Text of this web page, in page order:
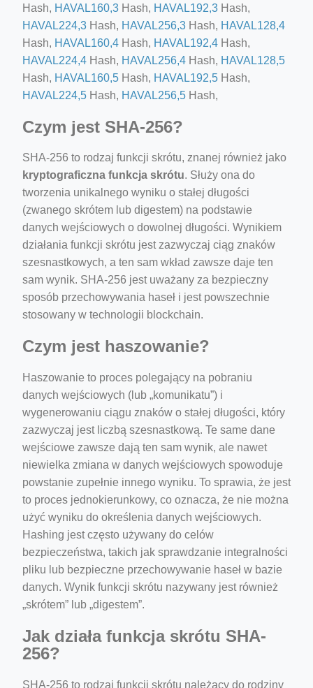
co-work?lat=37.49813&lng=127.0284&zoom=16
shredder-plant-equipment/scrap-shredder-fabrication
Hash, HAVAL160,3 Hash, HAVAL192,3 Hash,
HAVAL224,3 Hash, HAVAL256,3 Hash, HAVAL128,4
Hash, HAVAL160,4 Hash, HAVAL192,4 Hash,
HAVAL224,4 Hash, HAVAL256,4 Hash, HAVAL128,5
Hash, HAVAL160,5 Hash, HAVAL192,5 Hash,
HAVAL224,5 Hash, HAVAL256,5 Hash,
Czym jest SHA-256?
SHA-256 to rodzaj funkcji skrótu, znanej również jako
kryptograficzna funkcja skrótu. Służy ona do
tworzenia unikalnego wyniku o stałej długości
(zwanego skrótem lub digestem) na podstawie
danych wejściowych o dowolnej długości. Wynikiem
działania funkcji skrótu jest zazwyczaj ciąg znaków
szesnastkowych, a ten sam wkład zawsze daje ten
sam wynik. SHA-256 jest uważany za bezpieczny
sposób przechowywania haseł i jest powszechnie
stosowany w technologii blockchain.
Czym jest haszowanie?
Haszowanie to proces polegający na pobraniu
danych wejściowych (lub „komunikatu”) i
wygenerowaniu ciągu znaków o stałej długości, który
zazwyczaj jest liczbą szesnastkową. Te same dane
wejściowe zawsze dają ten sam wynik, ale nawet
niewielka zmiana w danych wejściowych spowoduje
powstanie zupełnie innego wyniku. To sprawia, że jest
to proces jednokierunkowy, co oznacza, że nie można
użyć wyniku do określenia danych wejściowych.
Hashing jest często używany do celów
bezpieczeństwa, takich jak sprawdzanie integralności
pliku lub bezpieczne przechowywanie haseł w bazie
danych. Wynik funkcji skrótu nazywany jest również
„skrótem” lub „digestem”.
Jak działa funkcja skrótu SHA-
256?
SHA-256 to rodzaj funkcji skrótu należący do rodziny